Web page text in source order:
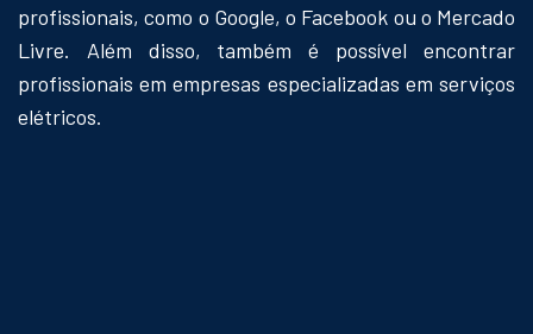
profissionais, como o Google, o Facebook ou o Mercado
Livre. Além disso, também é possível encontrar
profissionais em empresas especializadas em serviços
elétricos.